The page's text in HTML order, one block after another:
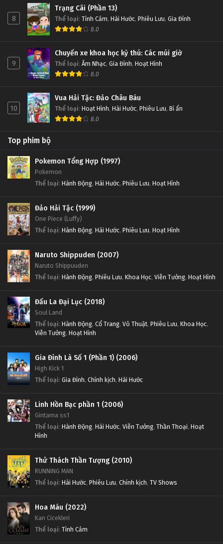
8
Trạng Cãi (Phần 13)
Thể loại: Tình Cảm, Hài Hước, Phiêu Lưu, Gia Đình
8.0
9
Chuyến xe khoa học kỳ thú: Các múi giờ
Thể loại: Âm Nhạc, Gia Đình, Hoạt Hình
8.0
10
Vua Hải Tặc: Đảo Châu Báu
Thể loại: Hoạt Hình, Hài Hước, Phiêu Lưu, Bí ẩn
8.0
Top phim bộ
Pokemon Tổng Hợp (1997)
Pokemon
Thể loại: Hành Động, Hài Hước, Phiêu Lưu, Hoạt Hình
Đảo Hải Tặc (1999)
One Piece (Luffy)
Thể loại: Hành Động, Hài Hước, Phiêu Lưu, Hoạt Hình
Naruto Shippuden (2007)
Naruto Shippuuden
Thể loại: Hành Động, Phiêu Lưu, Khoa Học, Viễn Tưởng, Hoạt Hình
Đấu La Đại Lục (2018)
Soul Land
Thể loại: Hành Động, Cổ Trang, Võ Thuật, Phiêu Lưu, Khoa Học,
Viễn Tưởng, Hoạt Hình
Gia Đình Là Số 1 (Phần 1) (2006)
High Kick 1
Thể loại: Gia Đình, Chính kịch, Hài Hước
Linh Hồn Bạc phần 1 (2006)
Gintama ss1
Thể loại: Hành Động, Hài Hước, Viễn Tưởng, Thần Thoại, Hoạt
Hình
Thử Thách Thần Tượng (2010)
RUNNING MAN
Thể loại: Hài Hước, Phiêu Lưu, Chính kịch, TV Shows
Hoa Máu (2022)
Kan Cicekleri
Thể loại: Tình Cảm